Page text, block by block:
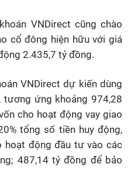
VNDirect cũng chào
cổ đông hiện hữu với giá
2.435,7 tỷ đồng.
VNDirect dự kiến dùng
tương ứng khoảng 974,28
cho hoạt động vay giao
tổng số tiền huy động,
hoạt động đầu tư vào các
487,14 tỷ đồng để bảo